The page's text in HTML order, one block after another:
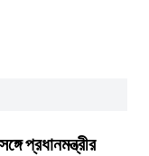
প্রধানমন্ত্রীর